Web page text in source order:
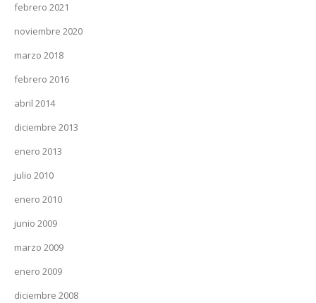
febrero 2021
noviembre 2020
marzo 2018
febrero 2016
abril 2014
diciembre 2013
enero 2013
julio 2010
enero 2010
junio 2009
marzo 2009
enero 2009
diciembre 2008